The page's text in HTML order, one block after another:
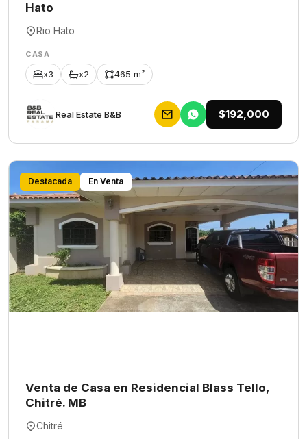
Hato
Rio Hato
CASA
x3 x2 465 m²
Rеаl Еstаtе В&В $192,000
Destacada En Venta
Venta de Casa en Residencial Blass Tello,
Chitré. MB
Chitré